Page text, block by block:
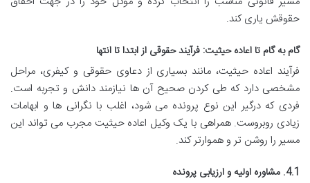
حقوقش یاری کند.
گام به گام تا اعاده حیثیت: فرآیند حقوقی از ابتدا تا انتها
فرآیند اعاده حیثیت، مانند بسیاری از دعاوی حقوقی و کیفری، مراحل
مشخصی دارد که طی کردن صحیح آن ها نیازمند دانش و تجربه است.
فردی که درگیر این نوع پرونده می شود، اغلب با نگرانی ها و ابهامات
زیادی روبروست. همراهی با یک وکیل اعاده حیثیت مجرب می تواند این
مسیر را روشن تر و هموارتر کند.
4.1. مشاوره اولیه و ارزیابی پرونده